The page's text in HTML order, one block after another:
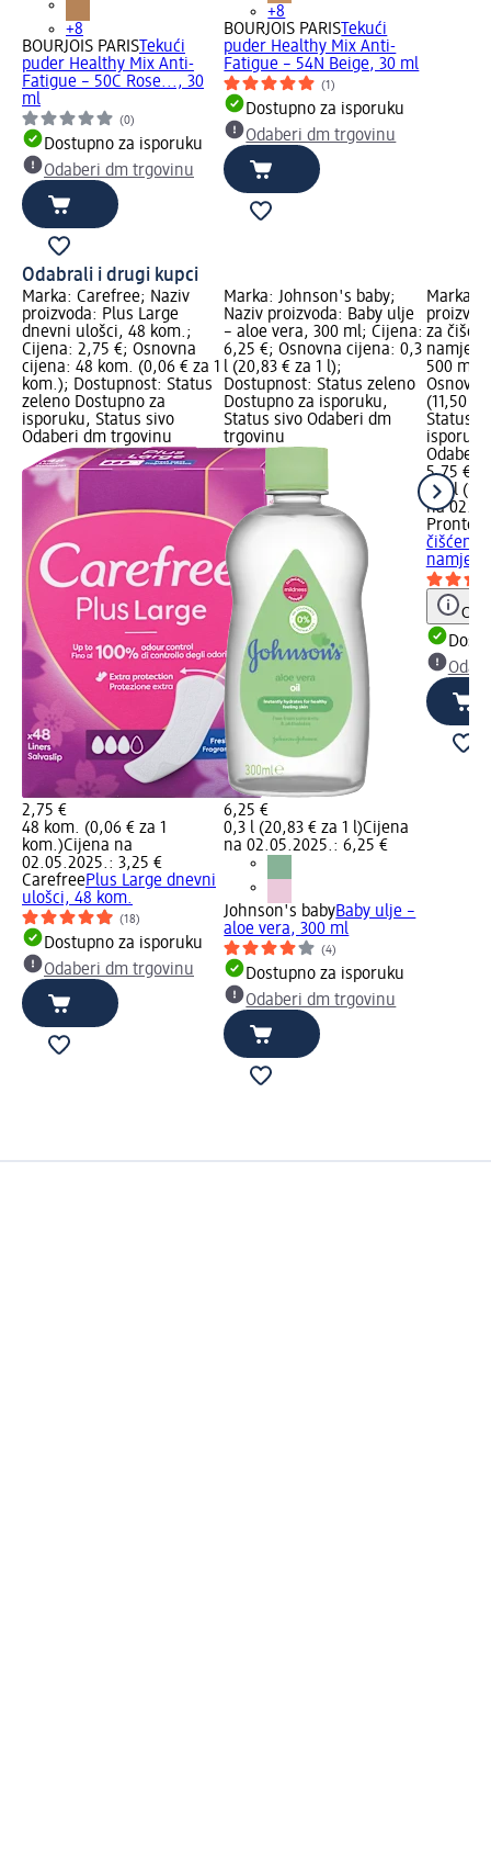
+8
BOURJOIS PARISTekući
puder Healthy Mix Anti-
Fatigue – 50C Rose..., 30
ml
(0)
Dostupno za isporuku
Odaberi dm trgovinu
+8
BOURJOIS PARISTekući
puder Healthy Mix Anti-
Fatigue – 54N Beige, 30 ml
(1)
Dostupno za isporuku
Odaberi dm trgovinu
Odabrali i drugi kupci
Marka: Carefree; Naziv
proizvoda: Plus Large
dnevni ulošci, 48 kom.;
Cijena: 2,75 €; Osnovna
cijena: 48 kom. (0,06 € za 1
kom.); Dostupnost: Status
zeleno Dostupno za
isporuku, Status sivo
Odaberi dm trgovinu
2,75 €
48 kom. (0,06 € za 1
kom.)Cijena na
02.05.2025.: 3,25 €
CarefreePlus Large dnevni
ulošci, 48 kom.
(18)
Dostupno za isporuku
Odaberi dm trgovinu
Marka: Johnson's baby;
Naziv proizvoda: Baby ulje
– aloe vera, 300 ml; Cijena:
6,25 €; Osnovna cijena: 0,3
l (20,83 € za 1 l);
Dostupnost: Status zeleno
Dostupno za isporuku,
Status sivo Odaberi dm
trgovinu
6,25 €
0,3 l (20,83 € za 1 l)Cijena
na 02.05.2025.: 6,25 €
Johnson's babyBaby ulje –
aloe vera, 300 ml
(4)
Dostupno za isporuku
Odaberi dm trgovinu
Marka:
za
500 ml;
(11,50 €
Status
Odaberi
5,75 €
0,5 l
na
Pronto
čišćenje